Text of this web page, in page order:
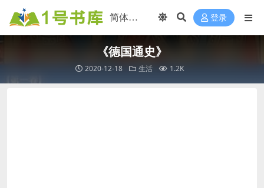
登录
《德国通史》
2020-12-18 生活 1.2K